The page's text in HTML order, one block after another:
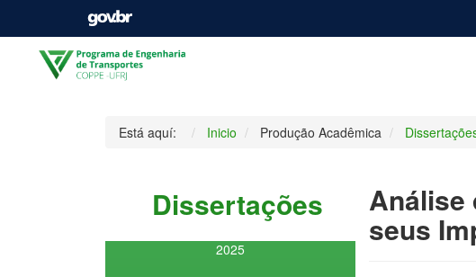
Está aquí: Inicio Produção Acadêmica
Dissertações
2025
Análise
seus